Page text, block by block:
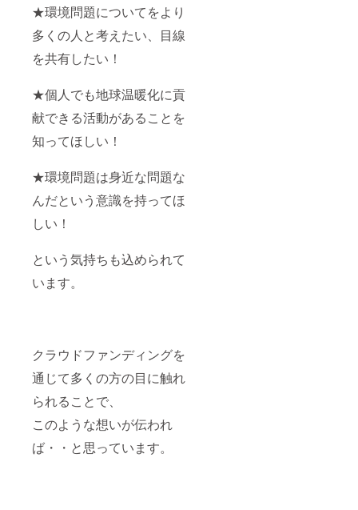
★環境問題についてをより
多くの人と考えたい、目線
を共有したい！
★個人でも地球温暖化に貢
献できる活動があることを
知ってほしい！
★環境問題は身近な問題な
んだという意識を持ってほ
しい！
という気持ちも込められて
います。
クラウドファンディングを
通じて多くの方の目に触れ
られることで、
このような想いが伝われ
ば・・と思っています。